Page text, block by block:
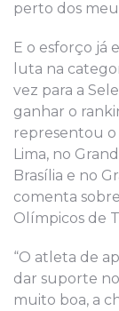
perto dos
E o esforço já
luta na
vez para a
ganhar o
representou o
Lima, no
Brasília e no
comenta
Olímpicos de
“O atleta de
dar suporte
muito boa, a